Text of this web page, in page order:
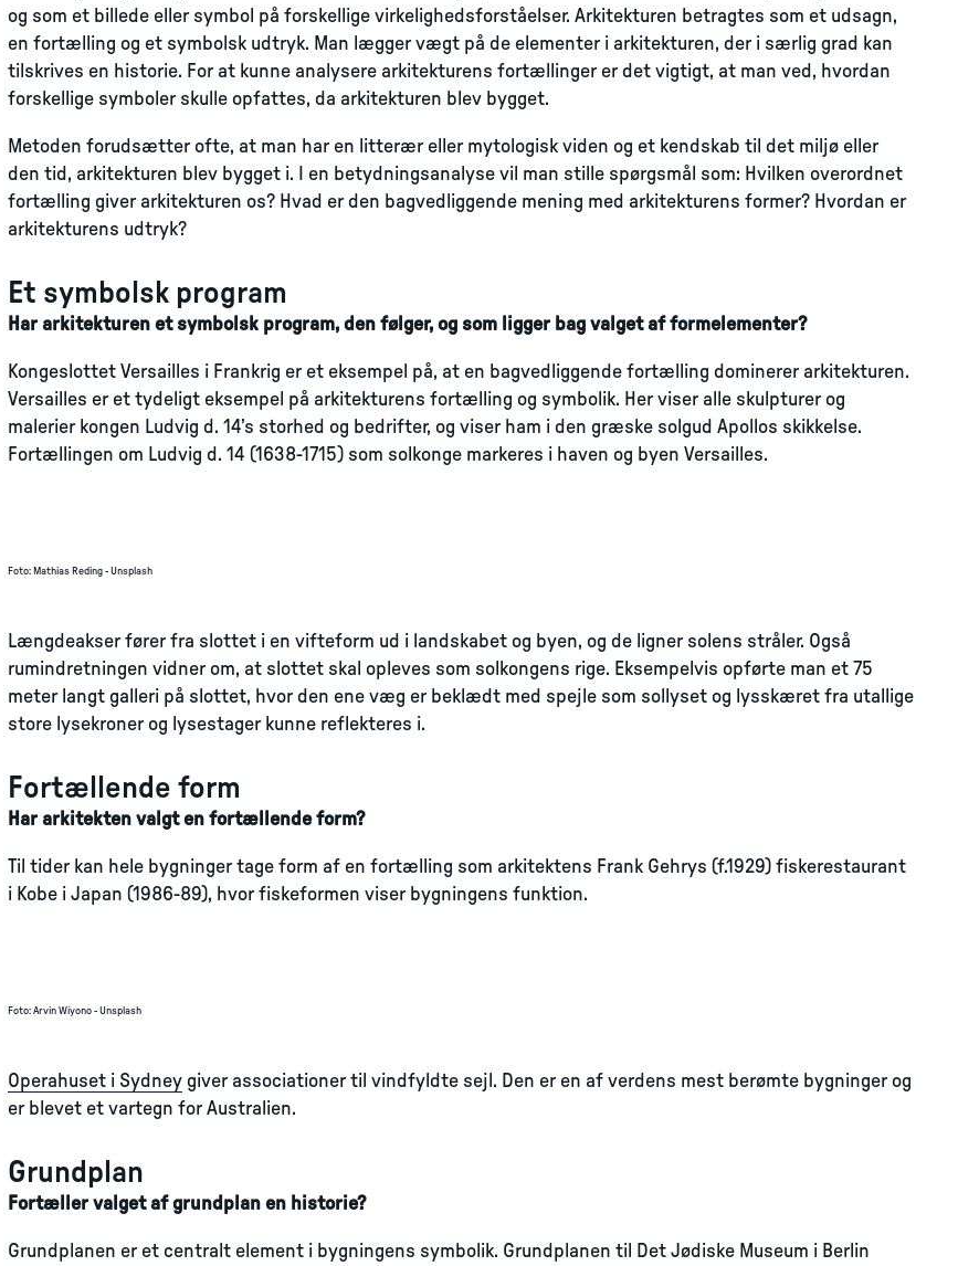
og som et billede eller symbol på forskellige virkelighedsforståelser. Arkitekturen betragtes som et udsagn,
en fortælling og et symbolsk udtryk. Man lægger vægt på de elementer i arkitekturen, der i særlig grad kan
tilskrives en historie. For at kunne analysere arkitekturens fortællinger er det vigtigt, at man ved, hvordan
forskellige symboler skulle opfattes, da arkitekturen blev bygget.
Metoden forudsætter ofte, at man har en litterær eller mytologisk viden og et kendskab til det miljø eller
den tid, arkitekturen blev bygget i. I en betydningsanalyse vil man stille spørgsmål som: Hvilken overordnet
fortælling giver arkitekturen os? Hvad er den bagvedliggende mening med arkitekturens former? Hvordan er
arkitekturens udtryk?
Et symbolsk program
Har arkitekturen et symbolsk program, den følger, og som ligger bag valget af formelementer?
Kongeslottet Versailles i Frankrig er et eksempel på, at en bagvedliggende fortælling dominerer arkitekturen.
Versailles er et tydeligt eksempel på arkitekturens fortælling og symbolik. Her viser alle skulpturer og
malerier kongen Ludvig d. 14’s storhed og bedrifter, og viser ham i den græske solgud Apollos skikkelse.
Fortællingen om Ludvig d. 14 (1638-1715) som solkonge markeres i haven og byen Versailles.
Foto: Mathias Reding - Unsplash
Længdeakser fører fra slottet i en vifteform ud i landskabet og byen, og de ligner solens stråler. Også
rumindretningen vidner om, at slottet skal opleves som solkongens rige. Eksempelvis opførte man et 75
meter langt galleri på slottet, hvor den ene væg er beklædt med spejle som sollyset og lysskæret fra utallige
store lysekroner og lysestager kunne reflekteres i.
Fortællende form
Har arkitekten valgt en fortællende form?
Til tider kan hele bygninger tage form af en fortælling som arkitektens Frank Gehrys (f.1929) fiskerestaurant
i Kobe i Japan (1986-89), hvor fiskeformen viser bygningens funktion.
Foto: Arvin Wiyono - Unsplash
Operahuset i Sydney giver associationer til vindfyldte sejl. Den er en af verdens mest berømte bygninger og
er blevet et vartegn for Australien.
Grundplan
Fortæller valget af grundplan en historie?
Grundplanen er et centralt element i bygningens symbolik. Grundplanen til Det Jødiske Museum i Berlin